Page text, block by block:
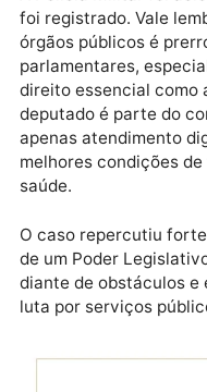
agressão da
deputado, imagina
desabafou um
Além de agredir o
também a
A Polícia Militar foi
órgãos públicos é
parlamentares,
direito essencial
deputado é parte do
melhores